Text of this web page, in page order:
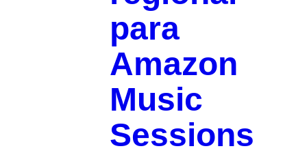
para
Amazon
Music
Sessions